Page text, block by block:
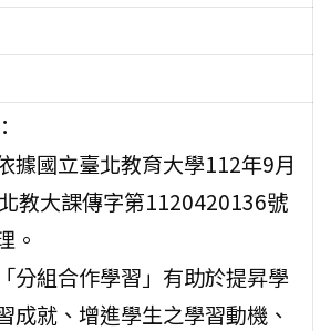
據國立臺北教育大學112年9月
教大課傳字第1120420136號
。
分組合作學習」有助於提昇學
成就、增進學生之學習動機、